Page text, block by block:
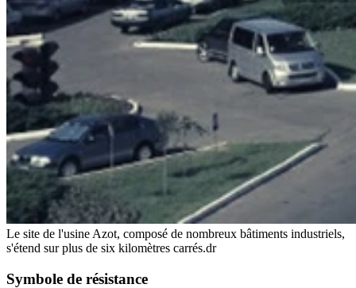
Le site de l'usine Azot, composé de nombreux bâtiments industriels,
s'étend sur plus de six kilomètres carrés.dr
Symbole de résistance